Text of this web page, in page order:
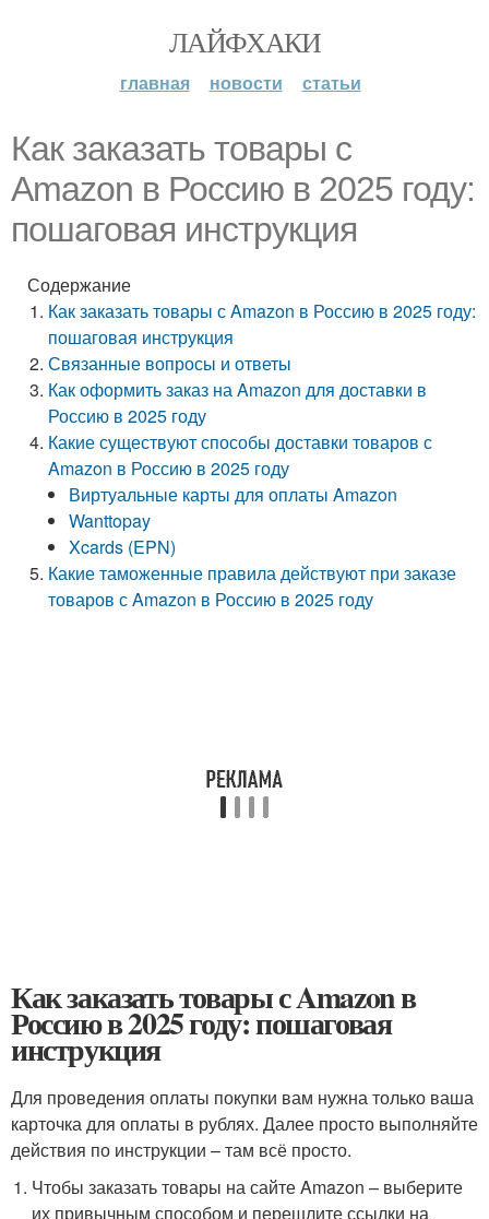
ЛАЙФХАКИ
главная новости статьи
Как заказать товары с
Amazon в Россию в 2025 году:
пошаговая инструкция
Содержание
Как заказать товары с Amazon в Россию в 2025 году:
пошаговая инструкция
Связанные вопросы и ответы
Как оформить заказ на Amazon для доставки в
Россию в 2025 году
Какие существуют способы доставки товаров с
Amazon в Россию в 2025 году
Виртуальные карты для оплаты Amazon
Wanttopay
Xcards (EPN)
Какие таможенные правила действуют при заказе
товаров с Amazon в Россию в 2025 году
Как заказать товары с Amazon в
Россию в 2025 году: пошаговая
инструкция
Для проведения оплаты покупки вам нужна только ваша
карточка для оплаты в рублях. Далее просто выполняйте
действия по инструкции – там всё просто.
Чтобы заказать товары на сайте Amazon – выберите
их привычным способом и перешлите ссылки на